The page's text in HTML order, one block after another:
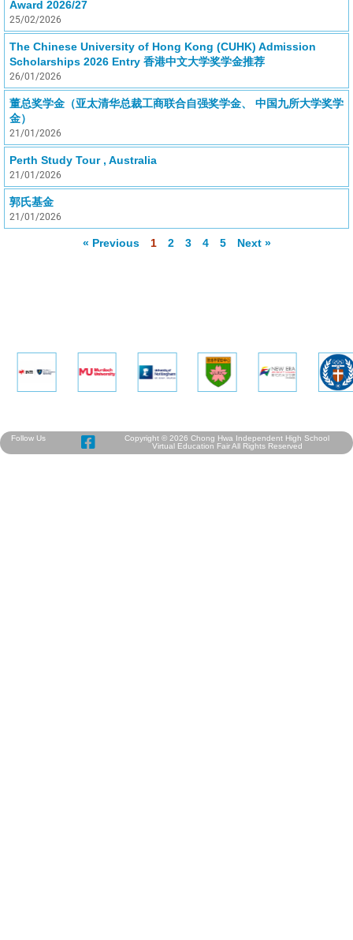
Award 2026/27
25/02/2026
The Chinese University of Hong Kong (CUHK) Admission
Scholarships 2026 Entry 香港中文大学奖学金推荐
26/01/2026
董总奖学金（亚太清华总裁工商联合自强奖学金、 中国九所大学奖学
金）
21/01/2026
Perth Study Tour , Australia
21/01/2026
郭氏基金
21/01/2026
« Previous 1 2 3 4 5 Next »
Follow Us
Copyright © 2026 Chong Hwa Independent High School
Virtual Education Fair All Rights Reserved